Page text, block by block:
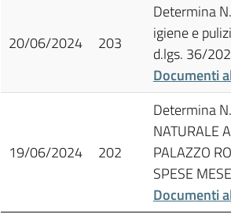
20/06/2024 203
Determina
igiene e
d.lgs. 36/
Documenti
19/06/2024 202
Determina
NATURALE
PALAZZO
SPESE
Documenti